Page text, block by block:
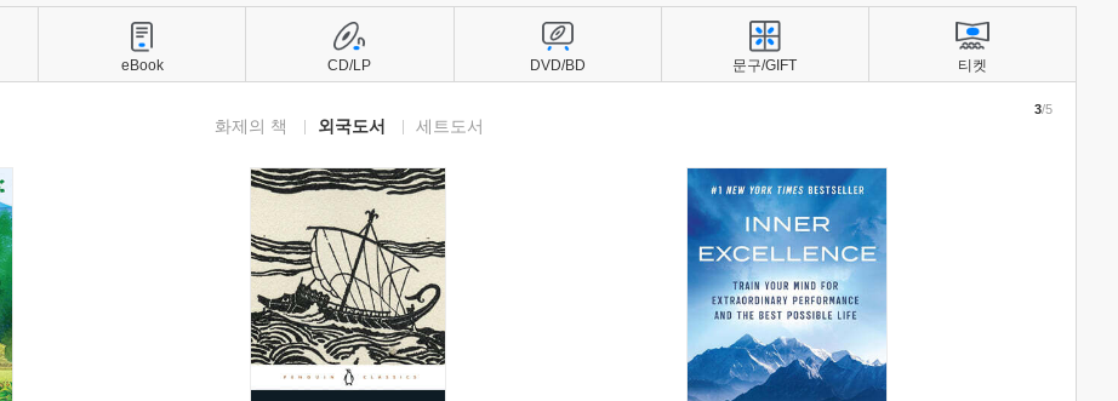
화제의 책 외국도서 세트도서
3/5
eBook CD/LP DVD/BD 문구/GIFT 티켓